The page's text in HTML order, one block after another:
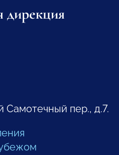
дирекция
Самотечный пер., д.7.